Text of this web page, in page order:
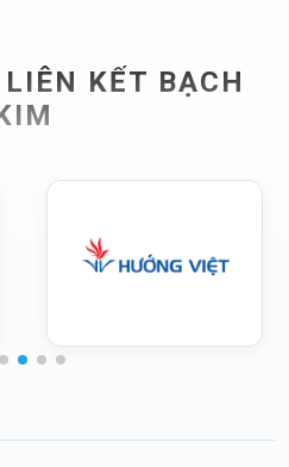
KẾT BẠCH